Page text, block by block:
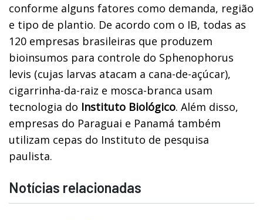
conforme alguns fatores como demanda, região
e tipo de plantio. De acordo com o IB, todas as
120 empresas brasileiras que produzem
bioinsumos para controle do Sphenophorus
levis (cujas larvas atacam a cana-de-açúcar),
cigarrinha-da-raiz e mosca-branca usam
tecnologia do Instituto Biológico. Além disso,
empresas do Paraguai e Panamá também
utilizam cepas do Instituto de pesquisa
paulista.
Notícias relacionadas